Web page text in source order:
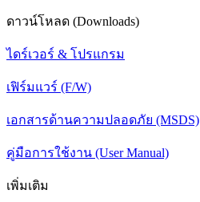
ดาวน์โหลด (Downloads)
ไดร์เวอร์ & โปรแกรม
เฟิร์มแวร์ (F/W)
เอกสารด้านความปลอดภัย (MSDS)
คู่มือการใช้งาน (User Manual)
เพิ่มเติม